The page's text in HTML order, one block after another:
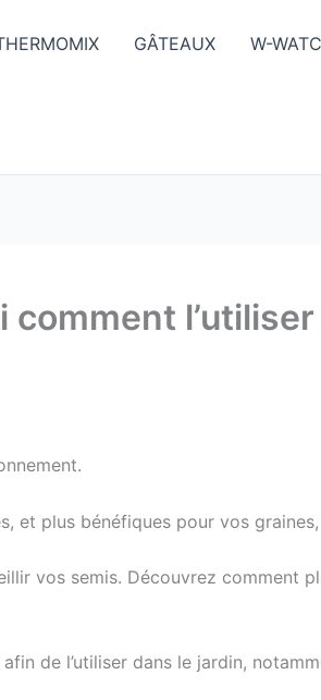
GÂTEAUX W-
et plus bénéfiques pour vos graines,
vos semis. Découvrez comment
de l’utiliser dans le jardin,